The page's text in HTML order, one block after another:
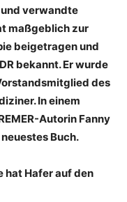
verwandte
maßgeblich zur
beigetragen und
bekannt. Er wurde
des
In einem
Autorin Fanny
Buch.
hat Hafer auf den